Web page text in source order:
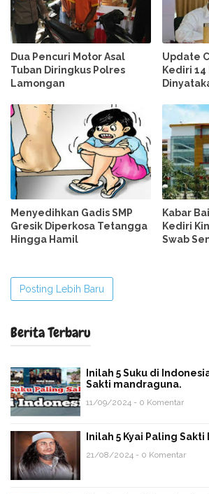
Dua Pencuri Motor Asal
Tuban Diringkus Polres
Lamongan
Update
Kediri 14
Menyedihkan Gadis SMP
Gresik Diperkosa Tetangga
Hingga Hamil
Kabar
Kediri
Swab
Posting Lebih Baru
Berita Terbaru
Inilah 5 Suku di
Sakti mandraguna.
11/09/2024 - 0 Komentar
Inilah 5 Kyai Paling Sakti
21/08/2024 - 0 Komentar